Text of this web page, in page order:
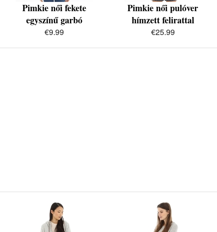
Pimkie női fekete
egyszínű garbó
€9.99
Pimkie női pulóver
hímzett felirattal
€25.99